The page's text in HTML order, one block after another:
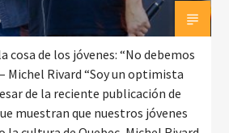
cosa de los jóvenes: “No debemos
Michel Rivard “Soy un optimista
de la reciente publicación de
muestran que nuestros jóvenes